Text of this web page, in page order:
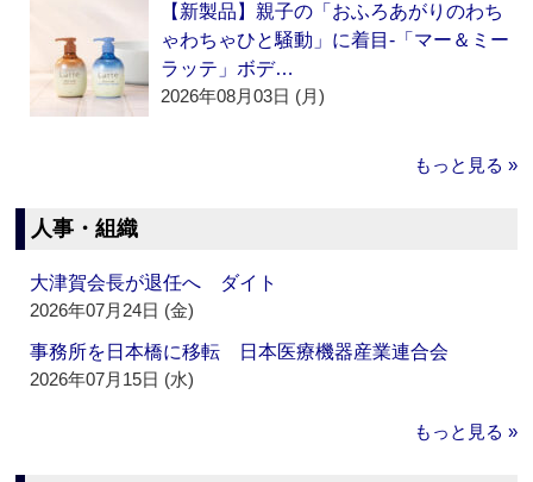
【新製品】親子の「おふろあがりのわち
ゃわちゃひと騒動」に着目‐「マー＆ミー
ラッテ」ボデ…
2026年08月03日 (月)
もっと見る »
人事・組織
大津賀会長が退任へ ダイト
2026年07月24日 (金)
事務所を日本橋に移転 日本医療機器産業連合会
2026年07月15日 (水)
もっと見る »